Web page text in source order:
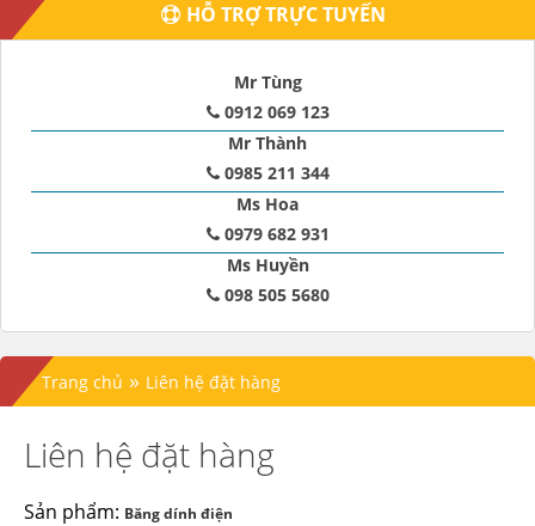
HỖ TRỢ TRỰC TUYẾN
Mr Tùng
0912 069 123
Mr Thành
0985 211 344
Ms Hoa
0979 682 931
Ms Huyền
098 505 5680
Trang chủ » Liên hệ đặt hàng
Liên hệ đặt hàng
Sản phẩm: Băng dính điện